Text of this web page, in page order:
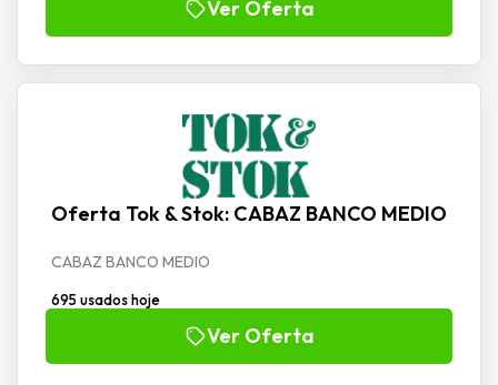
Ver Oferta
Oferta Tok & Stok: CABAZ BANCO MEDIO
CABAZ BANCO MEDIO
695 usados hoje
Ver Oferta